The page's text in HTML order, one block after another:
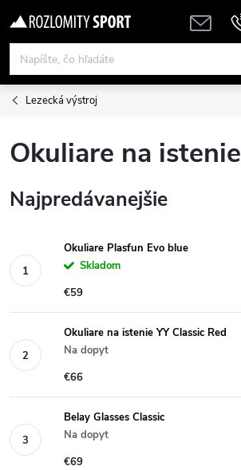
na
obsah
Lezecká výstroj
Okuliare na istenie
Najpredávanejšie
Okuliare Plasfun Evo blue
Skladom
€59
Okuliare na istenie YY Classic Red
Na dopyt
€66
Belay Glasses Classic
Na dopyt
€69